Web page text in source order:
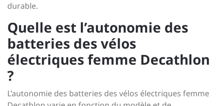
durable.
Quelle est l’autonomie des
batteries des vélos
électriques femme Decathlon
?
L’autonomie des batteries des vélos électriques femme